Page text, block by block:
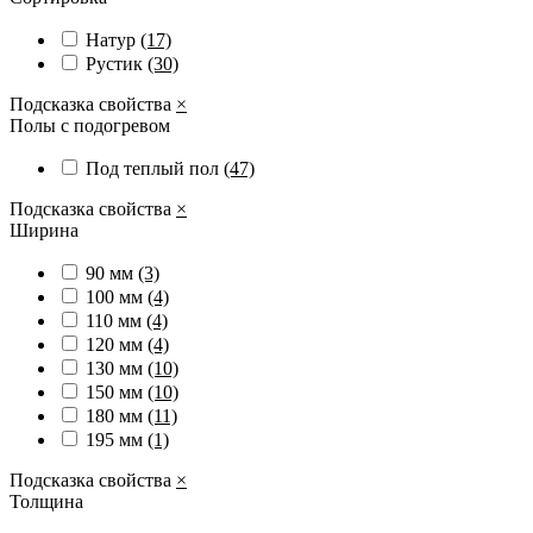
Натур (17)
Рустик (30)
Подсказка свойства ×
Полы с подогревом
Под теплый пол (47)
Подсказка свойства ×
Ширина
90 мм (3)
100 мм (4)
110 мм (4)
120 мм (4)
130 мм (10)
150 мм (10)
180 мм (11)
195 мм (1)
Подсказка свойства ×
Толщина